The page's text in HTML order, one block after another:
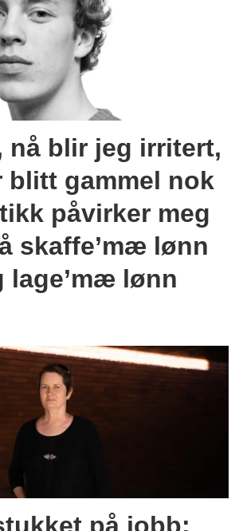
nå blir jeg irritert,
blitt gammel nok
påvirker meg
skaffe’mæ lønn
lage’mæ lønn